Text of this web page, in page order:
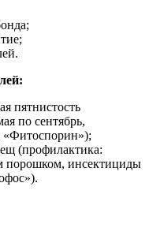
пятнистость
по сентябрь,
«Фитоспорин»);
(профилактика:
порошком, инсектициды